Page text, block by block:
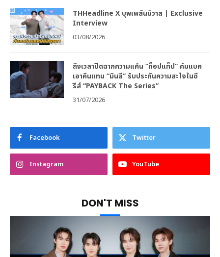
THHeadline X บุพเพสันนิวาส | Exclusive
Interview
03/08/2026
ถึงเวลาปิดฉากความแค้น “ท็อปแท็ป” คัมแบค
เอาคืนแทน “มินลี” รับประกันความสะใจในซี
รีส์ “PAYBACK The Series”
31/07/2026
Facebook Twitter
Instagram YouTube
DON'T MISS